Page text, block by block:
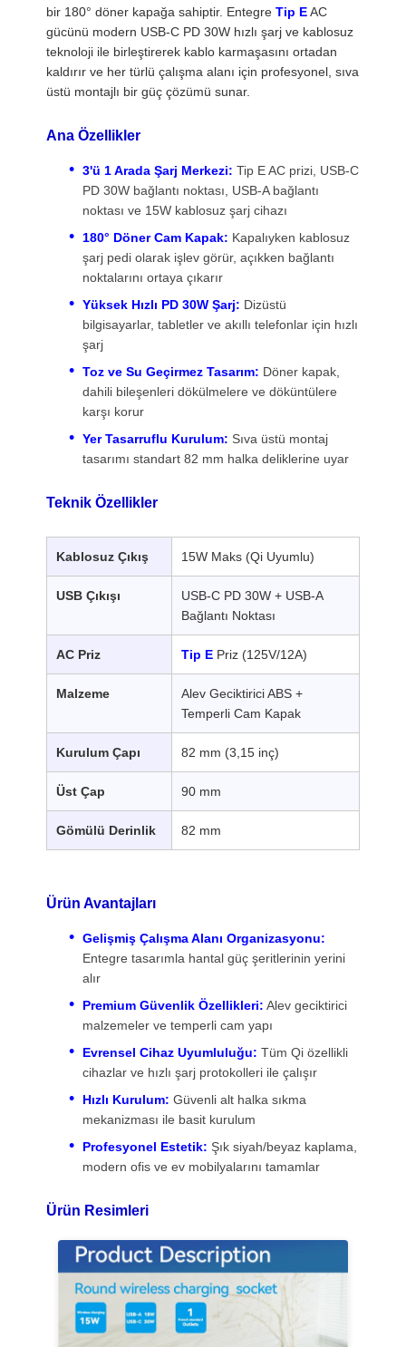
Fabrika Turu Kalite Kontrol Bize Ulaşın Haberler
Şimdi
Pop Up Soket Kutusu
Kaydırıcı Soket
Masa Kelepçe Güç Priz
Masa Altı Priz Şeridi
Masa Kablo Organizer
Gömme USB Şarj Cihazı
Ses Görüntü Kutusu
Asansör Masası Aksesuarları
Kanepe Okuma Lambası
bir 180° döner kapağa sahiptir. Entegre Tip EAC
gücünü modern USB-C PD 30W hızlı şarj ve kablosuz
teknoloji ile birleştirerek kablo karmaşasını ortadan
kaldırır ve her türlü çalışma alanı için profesyonel, sıva
üstü montajlı bir güç çözümü sunar.
Ana Özellikler
3'ü 1 Arada Şarj Merkezi: Tip E AC prizi, USB-C
PD 30W bağlantı noktası, USB-A bağlantı
noktası ve 15W kablosuz şarj cihazı
180° Döner Cam Kapak: Kapalıyken kablosuz
şarj pedi olarak işlev görür, açıkken bağlantı
noktalarını ortaya çıkarır
Yüksek Hızlı PD 30W Şarj: Dizüstü
bilgisayarlar, tabletler ve akıllı telefonlar için hızlı
şarj
Toz ve Su Geçirmez Tasarım: Döner kapak,
dahili bileşenleri dökülmelere ve döküntülere
karşı korur
Yer Tasarruflu Kurulum: Sıva üstü montaj
tasarımı standart 82 mm halka deliklerine uyar
Teknik Özellikler
Kablosuz Çıkış 15W Maks (Qi Uyumlu)
USB Çıkışı
USB-C PD 30W + USB-A
Bağlantı Noktası
AC Priz Tip EPriz (125V/12A)
Malzeme
Alev Geciktirici ABS +
Temperli Cam Kapak
Kurulum Çapı 82 mm (3,15 inç)
Üst Çap 90 mm
Gömülü Derinlik 82 mm
Ürün Avantajları
Gelişmiş Çalışma Alanı Organizasyonu:
Entegre tasarımla hantal güç şeritlerinin yerini
alır
Premium Güvenlik Özellikleri: Alev geciktirici
malzemeler ve temperli cam yapı
Evrensel Cihaz Uyumluluğu: Tüm Qi özellikli
cihazlar ve hızlı şarj protokolleri ile çalışır
Hızlı Kurulum: Güvenli alt halka sıkma
mekanizması ile basit kurulum
Profesyonel Estetik: Şık siyah/beyaz kaplama,
modern ofis ve ev mobilyalarını tamamlar
Ürün Resimleri